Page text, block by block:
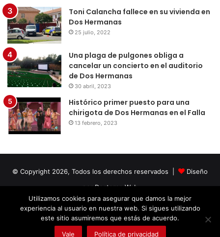
Toni Calancha fallece en su vivienda en
Dos Hermanas
25 julio, 2022
Una plaga de pulgones obliga a
cancelar un concierto en el auditorio
de Dos Hermanas
30 abril, 2023
Histórico primer puesto para una
chirigota de Dos Hermanas en el Falla
13 febrero, 2023
© Copyright 2026, Todos los derechos reservados |
Diseño
por Doctores Web
Facebook
TwitterLinkedInYouTubeInstagram
Utilizamos cookies para asegurar que damos la mejor
experiencia al usuario en nuestra web. Si sigues utilizando
este sitio asumiremos que estás de acuerdo.
Vale Política de privacidad